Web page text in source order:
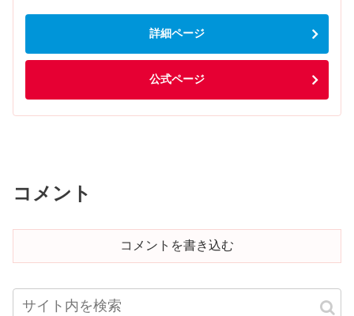
詳細ページ
公式ページ
コメント
コメントを書き込む